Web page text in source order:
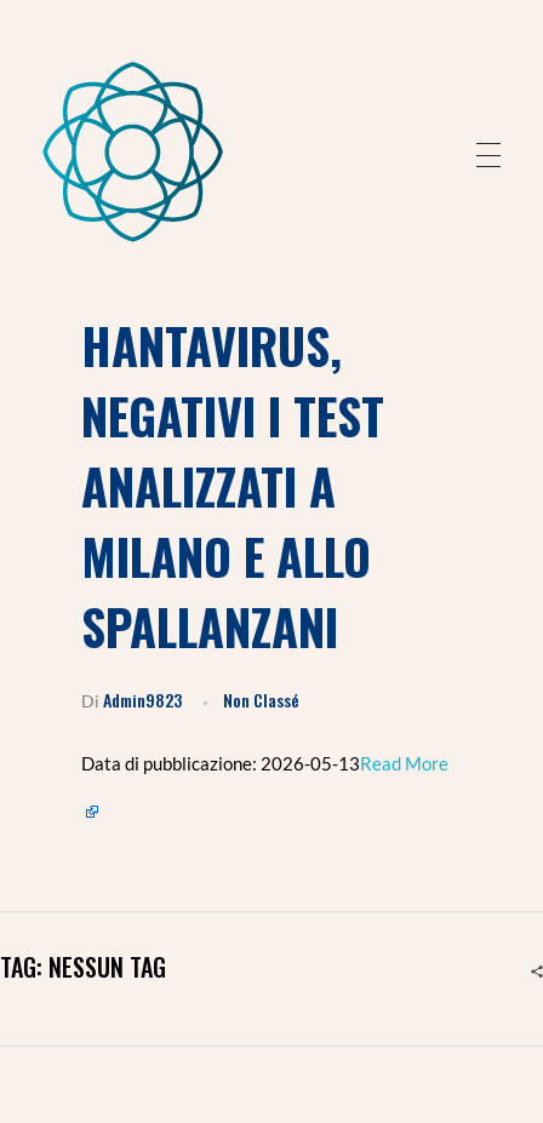
HANTAVIRUS,
NEGATIVI I TEST
ANALIZZATI A
MILANO E ALLO
SPALLANZANI
Di Admin9823 Non Classé
Data di pubblicazione: 2026-05-13​Read More
TAG: NESSUN TAG